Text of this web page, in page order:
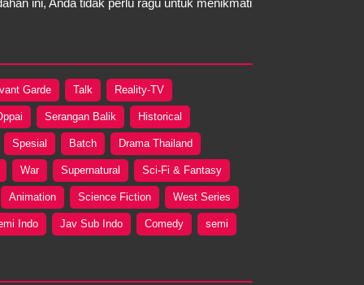
Garde Talk Reality-TV
Serangan Balik Historical
Spesial Batch Drama Thailand
War Supernatural Sci-Fi & Fantasy
Animation Science Fiction West Series
Indo Jav Sub Indo Comedy semi